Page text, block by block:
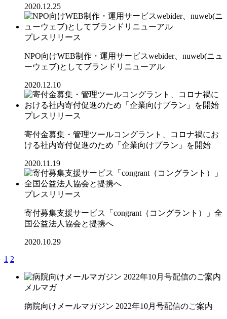
2020.12.25
プレスリリース
NPO向けWEB制作・運用サービスwebider、nuweb(ニュ
ーウェブ)としてブランドリニューアル
2020.12.10
プレスリリース
寄付金募集・管理ツールコングラント、コロナ禍にお
ける社内寄付促進のため「企業向けプラン」を開始
2020.11.19
プレスリリース
寄付募集支援サービス「congrant（コングラント）」全
国公益法人協会と提携へ
2020.10.29
1 2
メルマガ
病院向けメールマガジン 2022年10月号配信のご案内